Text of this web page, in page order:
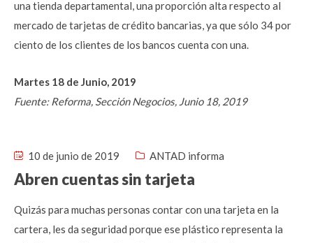
una tienda departamental, una proporción alta respecto al
mercado de tarjetas de crédito bancarias, ya que sólo 34 por
ciento de los clientes de los bancos cuenta con una.
Martes 18 de Junio, 2019
Fuente: Reforma, Sección Negocios, Junio 18, 2019
10 de junio de 2019 ANTAD informa
Abren cuentas sin tarjeta
Quizás para muchas personas contar con una tarjeta en la
cartera, les da seguridad porque ese plástico representa la